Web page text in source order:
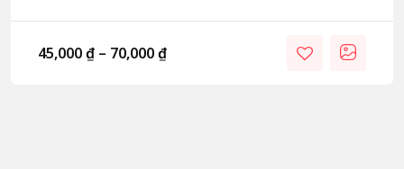
45,000₫ – 70,000₫